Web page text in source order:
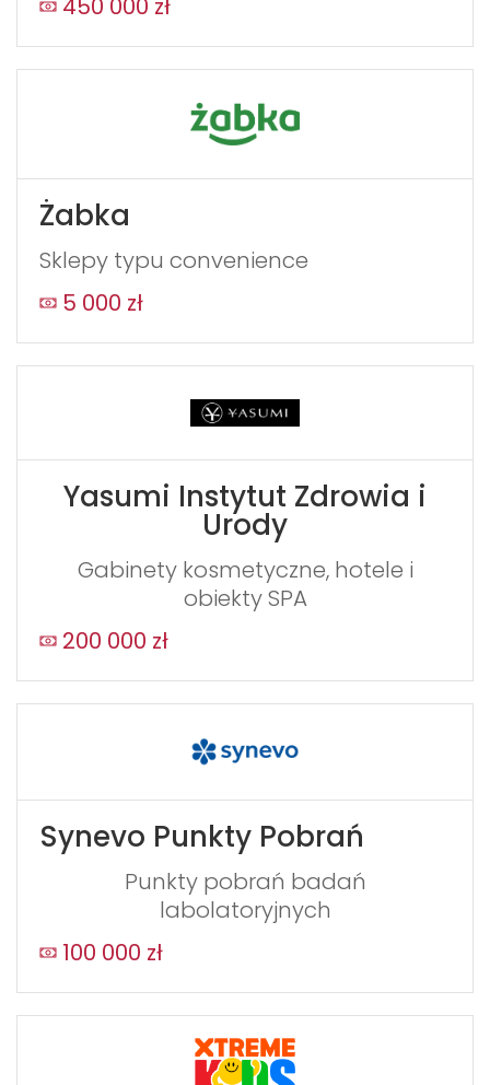
450 000 zł
Żabka
Sklepy typu convenience
5 000 zł
Yasumi Instytut Zdrowia i
Urody
Gabinety kosmetyczne, hotele i
obiekty SPA
200 000 zł
Synevo Punkty Pobrań
Punkty pobrań badań
labolatoryjnych
100 000 zł